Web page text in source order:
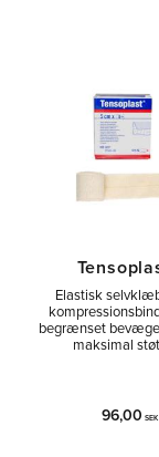
Elastisk
begrænset
maksimal
96,00 SEK